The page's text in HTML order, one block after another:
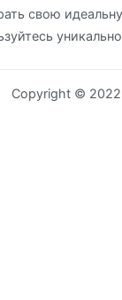
свою
Copyright ©